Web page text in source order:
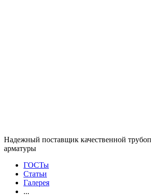
Надежный поставщик качественной
арматуры
ГОСТы
Статьи
Галерея
...